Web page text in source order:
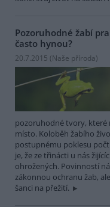
Pozoruhodné žabí
často hynou?
20.7.2015 (Naše příroda)
pozoruhodné tvory, které
místo. Koloběh žabího
postupnému poklesu
je, že ze třinácti u nás
ohrožených. Povinností
zákonnou ochranu žab,
šanci na přežití.